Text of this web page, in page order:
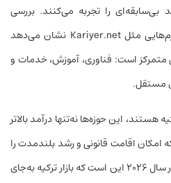
بی‌سابقه‌ای را تجربه می‌کنند. بررسی
داده‌های رسمی وزارت کار و پلتفرم‌هایی مثل Kariyer.net نشان می‌دهد
متمرکز است: فناوری، آموزش، خدمات و
مستقل.
هستند، این حوزه‌ها نه‌تنها درآمد بالاتر
امکان اقامت قانونی و رشد بلندمدت را
نیز فراهم می‌کنند. تفاوت اصلی در سال ۲۰۲۶ این است که بازار ترکیه به‌جای